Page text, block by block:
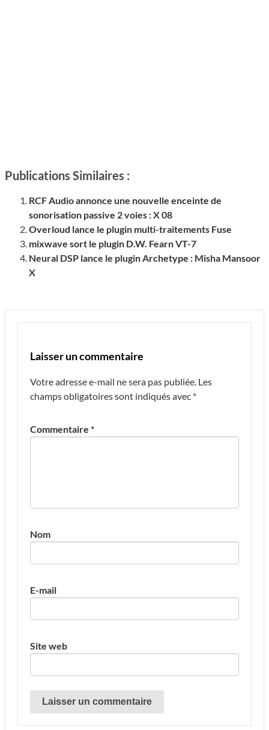
Publications Similaires :
RCF Audio annonce une nouvelle enceinte de
sonorisation passive 2 voies : X 08
Overloud lance le plugin multi-traitements Fuse
mixwave sort le plugin D.W. Fearn VT-7
Neural DSP lance le plugin Archetype : Misha Mansoor
X
Laisser un commentaire
Votre adresse e-mail ne sera pas publiée. Les
champs obligatoires sont indiqués avec *
Commentaire *
Nom
E-mail
Site web